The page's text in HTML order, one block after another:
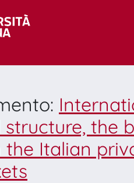
the
Italian